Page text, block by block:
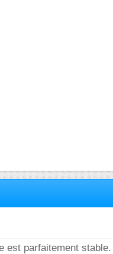
est parfaitement stable.